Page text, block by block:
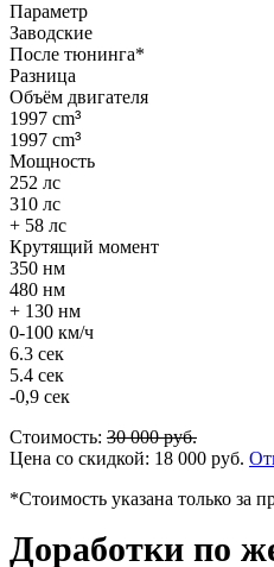
Параметр
Заводские
После тюнинга*
Разница
Объём двигателя
1997 cm³
1997 cm³
Мощность
252 лс
310 лс
+ 58 лс
Крутящий момент
350 нм
480 нм
+ 130 нм
0-100 км/ч
6.3 сек
5.4 сек
-0,9 сек
Стоимость: 30 000руб.
Цена со скидкой: 18 000 руб.
*Стоимость указана только за
Доработки по